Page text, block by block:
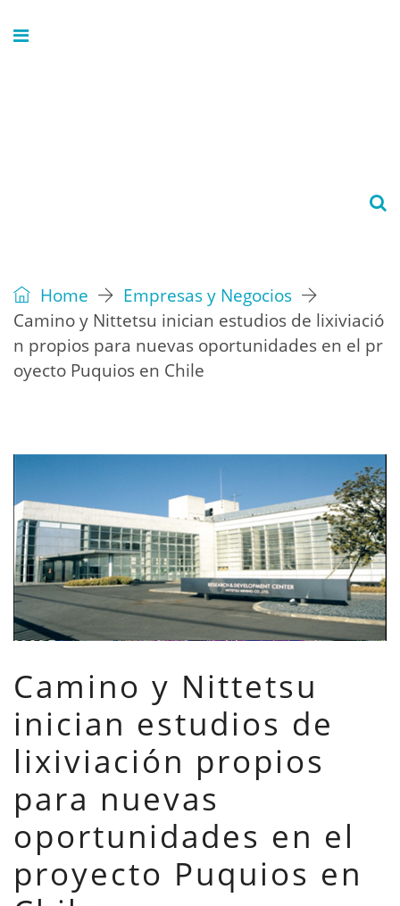
Home
Empresas y Negocios
Camino y Nittetsu inician estudios de lixiviació
n propios para nuevas oportunidades en el pr
oyecto Puquios en Chile
Camino y Nittetsu
inician estudios de
lixiviación propios
para nuevas
oportunidades en el
proyecto Puquios en